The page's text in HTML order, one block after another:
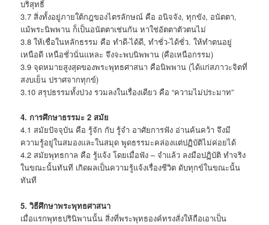
บริสุทธิ์
3.7 สิ่งทั้งอยู่ภายใต้กฎของไตรลักษณ์ คือ อนิจจัง, ทุกขัง, อนัตตา,
แม้พระนิพพาน ก็เป็นอนัตตาเช่นกัน หาใช่อัตตาตัวตนไม่
3.8 ให้เชื่อในหลักธรรม คือ ทำดี-ได้ดี, ทำชั่ว-ได้ชั่ว. ให้ทำตนอยู่
เหนือดี เหนือชั่วนั่นแหละ จึงจะพบนิพพาน (คือเหนือกรรม)
3.9 จุดหมายสูงสุดของพระพุทธศาสนา คือนิพพาน (ได้แก่สภาวะจิตที่
สงบเย็น ปราศจากทุกข์)
3.10 สรุปธรรมทั้งปวง รวมลงในเรื่องเดียว คือ “ความไม่ประมาท”
4. การศึกษาธรรมะ 2 สมัย
4.1 สมัยปัจจุบัน คือ รู้จัก กับ รู้จำ อาศัยการฟัง อ่านค้นคว้า จึงมี
ความรู้อยู่ในสมองและในสมุด พูดธรรมะคล่องแต่ปฏิบัติไม่ค่อยได้
4.2 สมัยพุทธกาล คือ รู้แจ้ง โดยเมื่อฟัง – จำแล้ว ลงมือปฏิบัติ ทำจริง
ในขณะนั้นทันที เกิดผลเป็นความรู้แจ้งเรื่องชีวิต ดับทุกข์ในขณะนั้น
ทันที
5. วิธีศึกษาพระพุทธศาสนา
เมื่อแรกพุทธปรินิพานนั้น สิ่งที่พระพุทธองค์ทรงสั่งให้ถือเอาเป็น